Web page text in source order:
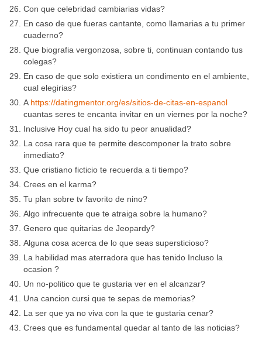
Con que celebridad cambiarias vidas?
En caso de que fueras cantante, como llamarias a tu primer
cuaderno?
Que biografia vergonzosa, sobre ti, continuan contando tus
colegas?
En caso de que solo existiera un condimento en el ambiente,
cual elegirias?
A https://datingmentor.org/es/sitios-de-citas-en-espanol
cuantas seres te encanta invitar en un viernes por la noche?
Inclusive Hoy cual ha sido tu peor anualidad?
La cosa rara que te permite descomponer la trato sobre
inmediato?
Que cristiano ficticio te recuerda a ti tiempo?
Crees en el karma?
Tu plan sobre tv favorito de nino?
Algo infrecuente que te atraiga sobre la humano?
Genero que quitarias de Jeopardy?
Alguna cosa acerca de lo que seas supersticioso?
La habilidad mas aterradora que has tenido Incluso la
ocasion ?
Un no-politico que te gustaria ver en el alcanzar?
Una cancion cursi que te sepas de memorias?
La ser que ya no viva con la que te gustaria cenar?
Crees que es fundamental quedar al tanto de las noticias?